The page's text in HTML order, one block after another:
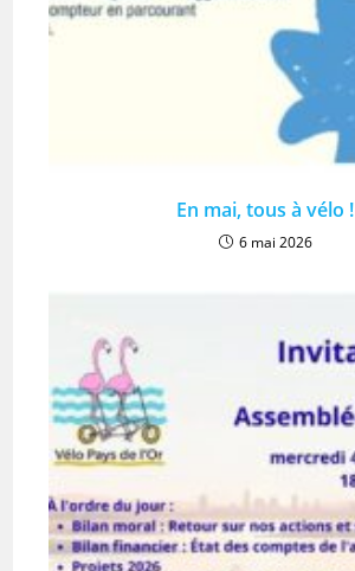
En mai, tous à vélo !
6 mai 2026